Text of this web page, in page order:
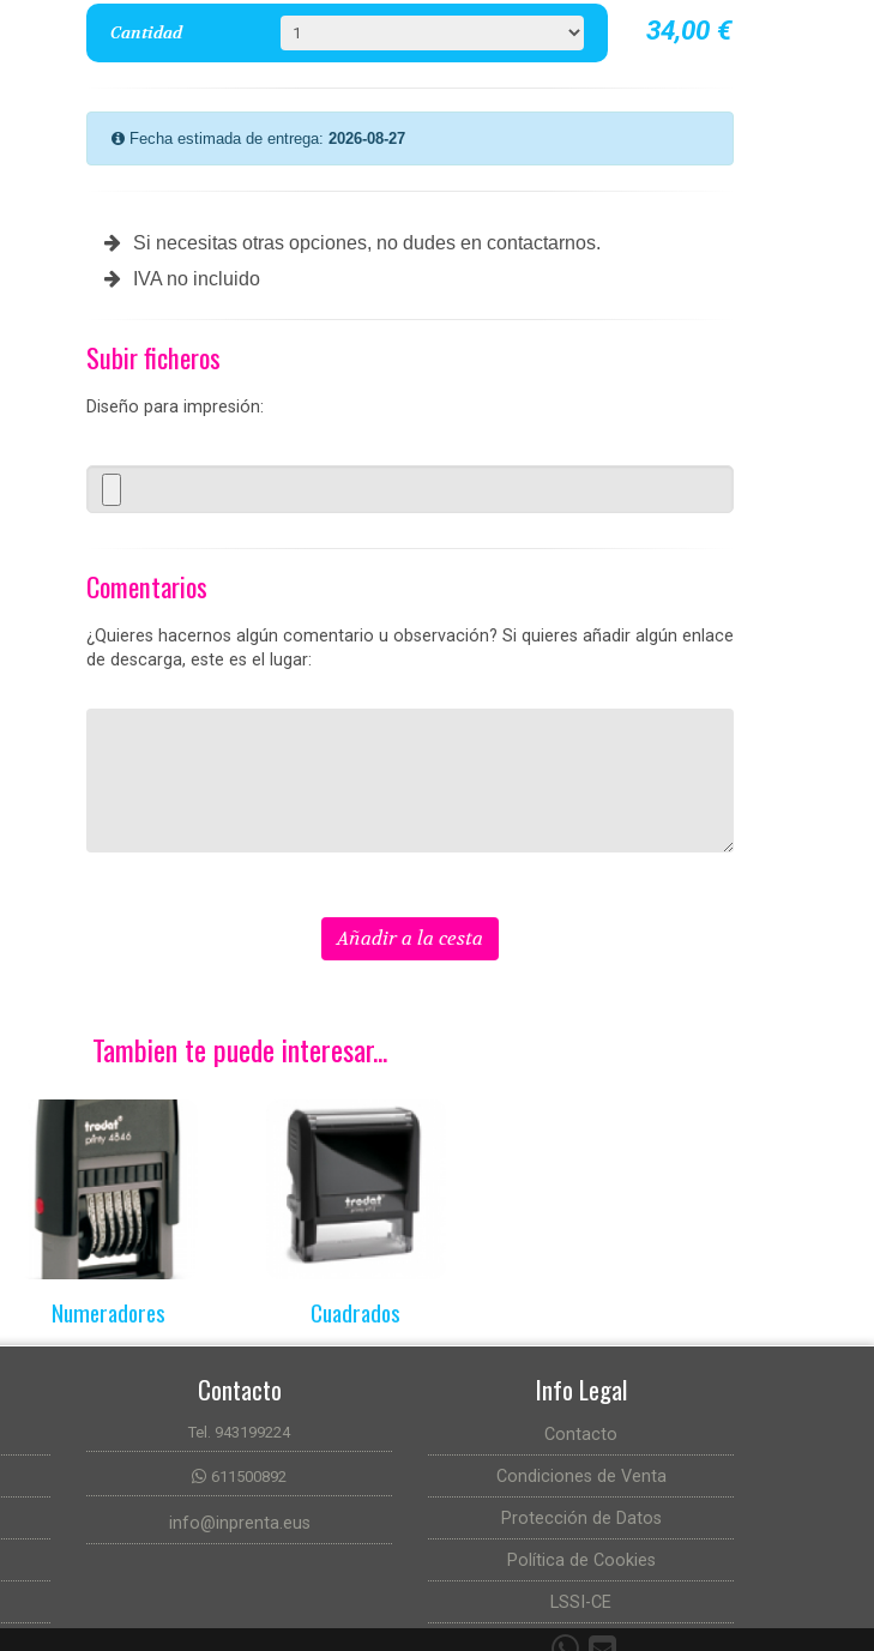
Cantidad 34,00 €
Fecha estimada de entrega: 2026-08-27
Si necesitas otras opciones, no dudes en contactarnos.
IVA no incluido
Subir ficheros
Diseño para impresión:
Comentarios
¿Quieres hacernos algún comentario u observación? Si quieres añadir algún enlace
de descarga, este es el lugar:
Añadir a la cesta
Tambien te puede interesar...
Numeradores Cuadrados
Contacto
Tel. 943199224
611500892
info@inprenta.eus
Info Legal
Contacto
Condiciones de Venta
Protección de Datos
Política de Cookies
LSSI-CE